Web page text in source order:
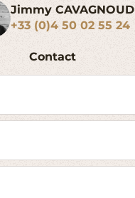
Jimmy CAVAGNOUD
+33 (0)4 50 02 55 24
Contact